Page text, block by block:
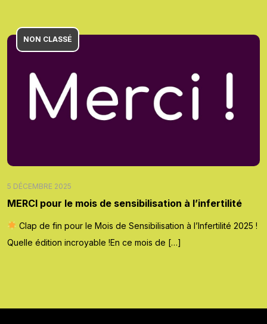
NON CLASSÉ
5 DÉCEMBRE 2025
MERCI pour le mois de sensibilisation à l’infertilité
Clap de fin pour le Mois de Sensibilisation à l’Infertilité 2025 !
Quelle édition incroyable !En ce mois de […]